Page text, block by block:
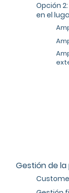
Opción
en el
Gestión de